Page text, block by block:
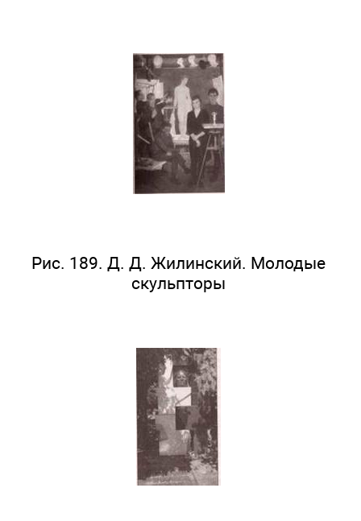
Рис. 189. Д. Д. Жилинский. Молодые
скульпторы